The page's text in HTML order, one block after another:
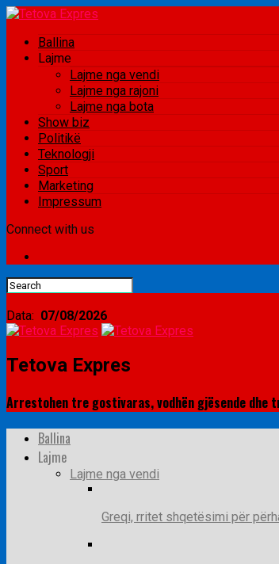
Ballina
Lajme
Lajme nga vendi
Lajme nga rajoni
Lajme nga bota
Show biz
Politikë
Teknologji
Sport
Marketing
Impressum
Connect with us
Data: 07/08/2026
Tetova Expres
Arrestohen tre gostivaras, vodhën gjësende
Ballina
Lajme
Lajme nga vendi
Greqi, rritet shqetësimi për